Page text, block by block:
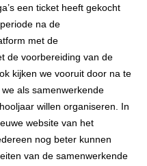
een ticket heeft gekocht
na de
met de
de voorbereiding van de
kijken we vooruit door na te
als samenwerkende
willen organiseren. In
website van het
nog beter kunnen
van de samenwerkende